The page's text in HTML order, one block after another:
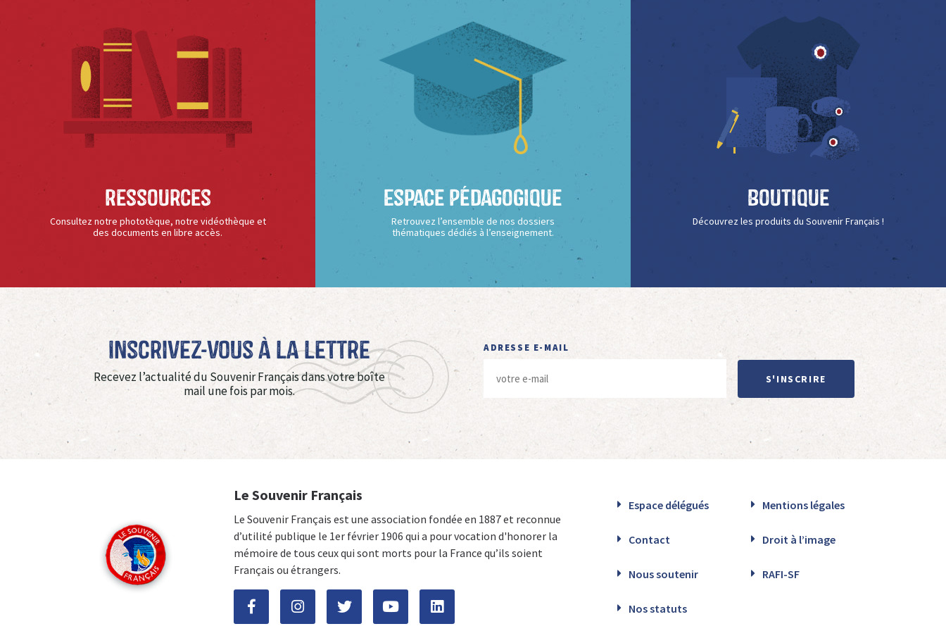
Ressources
Consultez notre phototèque, notre vidéothèque et
des documents en libre accès.
Espace Pédagogique
Retrouvez l’ensemble de nos dossiers
thématiques dédiés à l’enseignement.
Boutique
Découvrez les produits du Souvenir Français !
Inscrivez-vous à La Lettre
Recevez l’actualité du Souvenir Français dans votre boîte
mail une fois par mois.
ADRESSE E-MAIL
S'INSCRIRE
Le Souvenir Français
Le Souvenir Français est une association fondée en 1887 et reconnue
d’utilité publique le 1er février 1906 qui a pour vocation d'honorer la
mémoire de tous ceux qui sont morts pour la France qu’ils soient
Français ou étrangers.
Espace délégués Mentions légales
Contact Droit à l’image
Nous soutenir RAFI-SF
Nos statuts